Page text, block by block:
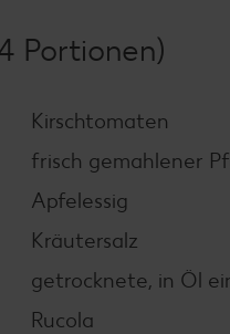
Portionen)
Kirschtomaten
frisch gemahlener
Apfelessig
Kräutersalz
getrocknete, in Öl
Rucola